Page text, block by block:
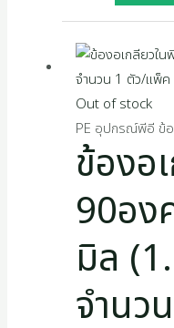
Out of stock
PE อุปกรณ์พีอี ข้
ข้องอ
90อง
มิล
จำนว